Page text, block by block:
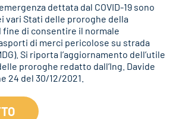
dettata dal COVID-19 sono
vari Stati delle proroghe della
fine di consentire il normale
di merci pericolose su strada
Si riporta l’aggiornamento dell’utile
proroghe redatto dall’Ing. Davide
24 del 30/12/2021.